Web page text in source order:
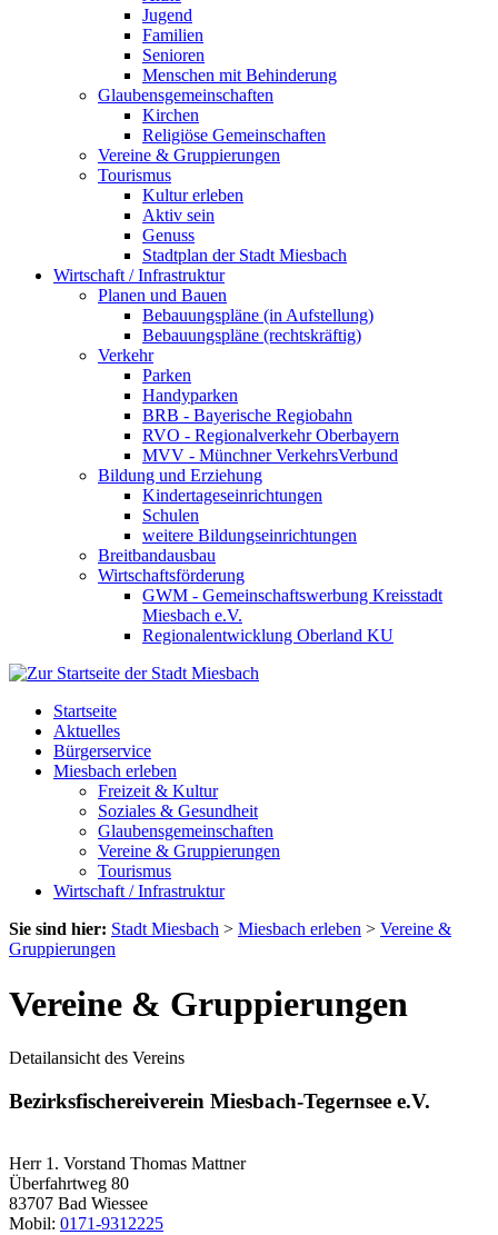
Jugend
Familien
Senioren
Menschen mit Behinderung
Glaubensgemeinschaften
Kirchen
Religiöse Gemeinschaften
Vereine & Gruppierungen
Tourismus
Kultur erleben
Aktiv sein
Genuss
Stadtplan der Stadt Miesbach
Wirtschaft / Infrastruktur
Planen und Bauen
Bebauungspläne (in Aufstellung)
Bebauungspläne (rechtskräftig)
Verkehr
Parken
Handyparken
BRB - Bayerische Regiobahn
RVO - Regionalverkehr Oberbayern
MVV - Münchner VerkehrsVerbund
Bildung und Erziehung
Kindertageseinrichtungen
Schulen
weitere Bildungseinrichtungen
Breitbandausbau
Wirtschaftsförderung
GWM - Gemeinschaftswerbung Kreisstadt
Miesbach e.V.
Regionalentwicklung Oberland KU
Startseite
Aktuelles
Bürgerservice
Miesbach erleben
Freizeit & Kultur
Soziales & Gesundheit
Glaubensgemeinschaften
Vereine & Gruppierungen
Tourismus
Wirtschaft / Infrastruktur
Sie sind hier: Stadt Miesbach > Miesbach erleben > Vereine &
Gruppierungen
Vereine & Gruppierungen
Detailansicht des Vereins
Bezirksfischereiverein Miesbach-Tegernsee e.V.
Herr 1. Vorstand Thomas Mattner
Überfahrtweg 80
83707 Bad Wiessee
Mobil: 0171-9312225